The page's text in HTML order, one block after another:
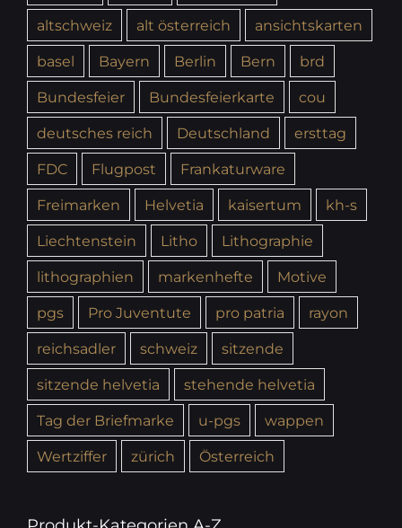
altschweiz
alt österreich
ansichtskarten
basel
Bayern Berlin Bern
brd
Bundesfeier
Bundesfeierkarte
cou
deutsches reich
Deutschland
ersttag
FDC
Flugpost
Frankaturware
Freimarken
Helvetia kaisertum
kh-s
Liechtenstein
Litho
Lithographie
lithographien
markenhefte
Motive
pgs
Pro Juventute pro patria
rayon
reichsadler
schweiz
sitzende
sitzende helvetia
stehende helvetia
Tag der Briefmarke
u-pgs
wappen
Wertziffer
zürich Österreich